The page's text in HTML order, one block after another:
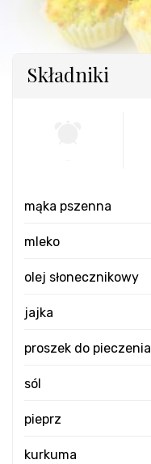
Składniki
mąka pszenna
mleko
olej słonecznikowy
jajka
proszek do pieczenia
sól
pieprz
kurkuma